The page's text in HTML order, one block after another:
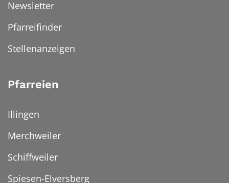
Newsletter
Pfarreifinder
Stellenanzeigen
Pfarreien
Illingen
Merchweiler
Schiffweiler
Spiesen-Elversberg